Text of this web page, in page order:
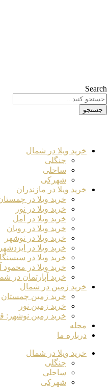
Search
جستجو
خرید ویلا در شمال
جنگلی
ساحلی
شهرکی
خرید ویلا در مازندران
خرید ویلا در
خرید ویلا در نور
خرید ویلا در آمل
خرید ویلا در رویان
خرید ویلا در نوشهر
خرید ویلا در ایزدشهر
خرید ویلا در
خرید ویلا در محمود
خرید آپارتمان در
خرید زمین در شمال
خرید زمین چمستان
خرید زمین نور
خرید زمین نوشهر:
مجله
درباره ما
خرید ویلا در شمال
جنگلی
ساحلی
شهرکی